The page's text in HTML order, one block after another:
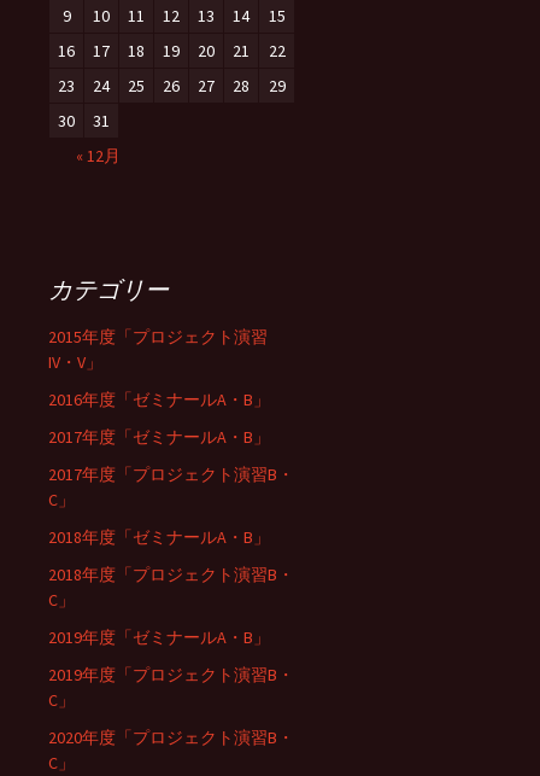
9
10 11 12 13 14
15
16
17 18 19 20 21
22
23
24 25 26 27 28
29
30
31
« 12月
カテゴリー
2015年度「プロジェクト演習
IV・V」
2016年度「ゼミナールA・B」
2017年度「ゼミナールA・B」
2017年度「プロジェクト演習B・
C」
2018年度「ゼミナールA・B」
2018年度「プロジェクト演習B・
C」
2019年度「ゼミナールA・B」
2019年度「プロジェクト演習B・
C」
2020年度「プロジェクト演習B・
C」